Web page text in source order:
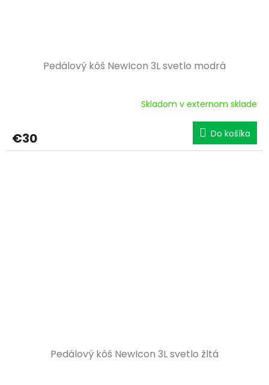
Pedálový kôš NewIcon 3L svetlo modrá
Skladom v externom sklade
€30 Do košíka
Pedálový kôš NewIcon 3L svetlo žltá